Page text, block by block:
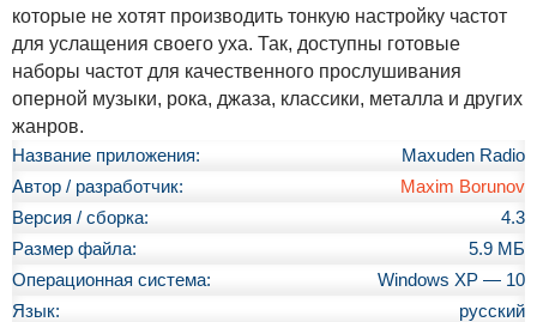
которые не хотят производить тонкую настройку частот
для услащения своего уха. Так, доступны готовые
наборы частот для качественного прослушивания
оперной музыки, рока, джаза, классики, металла и других
жанров.
Название приложения:
Maxuden Radio
Автор / разработчик:
Maxim Borunov
Версия / сборка:
4.3
Размер файла:
5.9 МБ
Операционная система:
Windows XP — 10
Язык:
русский